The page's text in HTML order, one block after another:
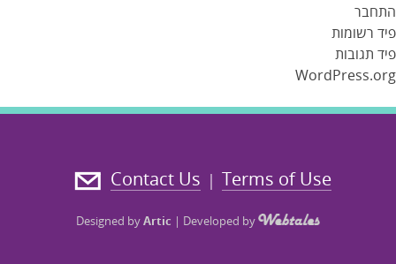
התחבר
פיד רשומות
פיד תגובות
WordPress.org
Terms of Use
|
Contact Us
Designed byArtic | Developed by